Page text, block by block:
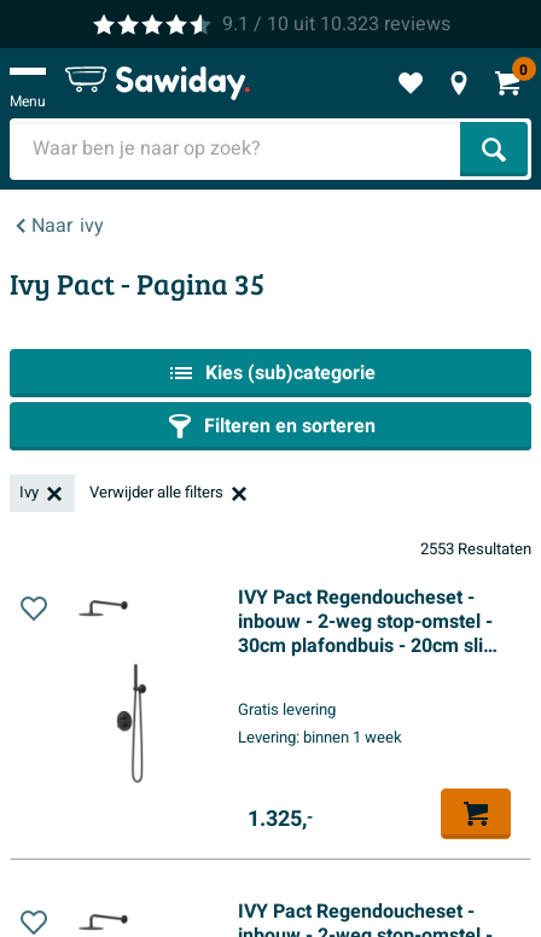
9.1 / 10 uit 10.323 reviews
Menu
0
Naar ivy
Ivy Pact- Pagina 35
Kies (sub)categorie
Filteren en sorteren
Ivy Verwijder alle filters
2553 Resultaten
IVY Pact Regendoucheset -
inbouw - 2-weg stop-omstel -
30cm plafondbuis - 20cm slim
doucheslang - satin spray
handdouche - Mat zwart PED
Gratis levering
Levering:binnen 1 week
1.325,-
IVY Pact Regendoucheset -